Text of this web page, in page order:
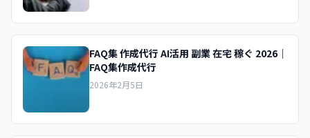
FAQ集 作成代行 AI活用 副業 在宅 稼ぐ 2026｜
FAQ集作成代行
2026年2月5日